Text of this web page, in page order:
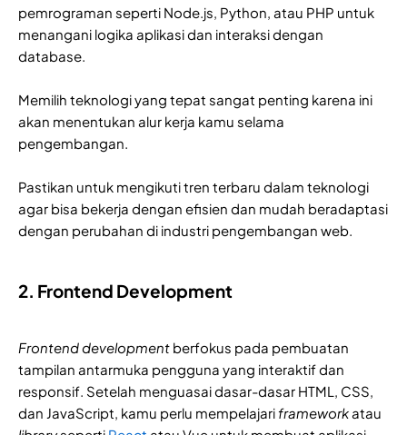
pemrograman seperti Node.js, Python, atau PHP untuk
menangani logika aplikasi dan interaksi dengan
database.
Memilih teknologi yang tepat sangat penting karena ini
akan menentukan alur kerja kamu selama
pengembangan.
Pastikan untuk mengikuti tren terbaru dalam teknologi
agar bisa bekerja dengan efisien dan mudah beradaptasi
dengan perubahan di industri pengembangan web.
2. Frontend Development
Frontend development berfokus pada pembuatan
tampilan antarmuka pengguna yang interaktif dan
responsif. Setelah menguasai dasar-dasar HTML, CSS,
dan JavaScript, kamu perlu mempelajariframeworkatau